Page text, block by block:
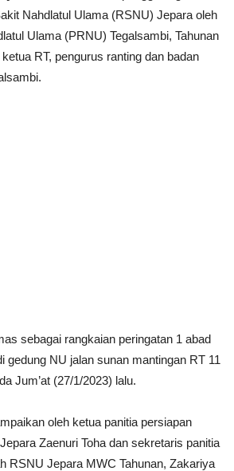
Nahdlatul Ulama (RSNU) Jepara oleh
Ulama (PRNU) Tegalsambi, Tahunan
RT, pengurus ranting dan badan
sebagai rangkaian peringatan 1 abad
gedung NU jalan sunan mantingan RT 11
Jum’at (27/1/2023) lalu.
oleh ketua panitia persiapan
Zaenuri Toha dan sekretaris panitia
RSNU Jepara MWC Tahunan, Zakariya